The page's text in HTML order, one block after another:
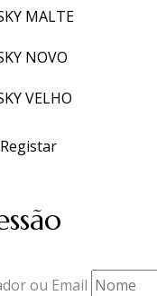
MALTE
NOVO
VELHO
ou Email